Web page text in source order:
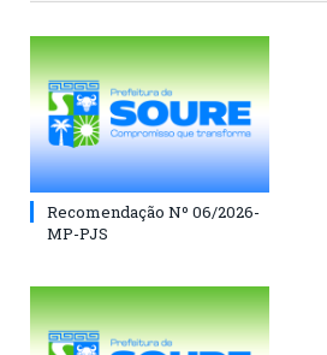
Recomendação Nº 06/2026-
MP-PJS